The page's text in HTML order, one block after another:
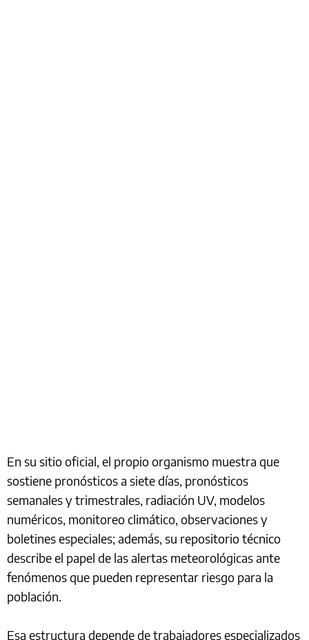
En su sitio oficial, el propio organismo muestra que
sostiene pronósticos a siete días, pronósticos
semanales y trimestrales, radiación UV, modelos
numéricos, monitoreo climático, observaciones y
boletines especiales; además, su repositorio técnico
describe el papel de las alertas meteorológicas ante
fenómenos que pueden representar riesgo para la
población.
Esa estructura depende de trabajadores especializados